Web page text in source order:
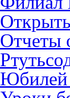
Отчеты